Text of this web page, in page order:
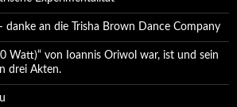
danke an die Trisha Brown Dance Company
Watt)“ von Ioannis Oriwol war, ist und sein
drei Akten.